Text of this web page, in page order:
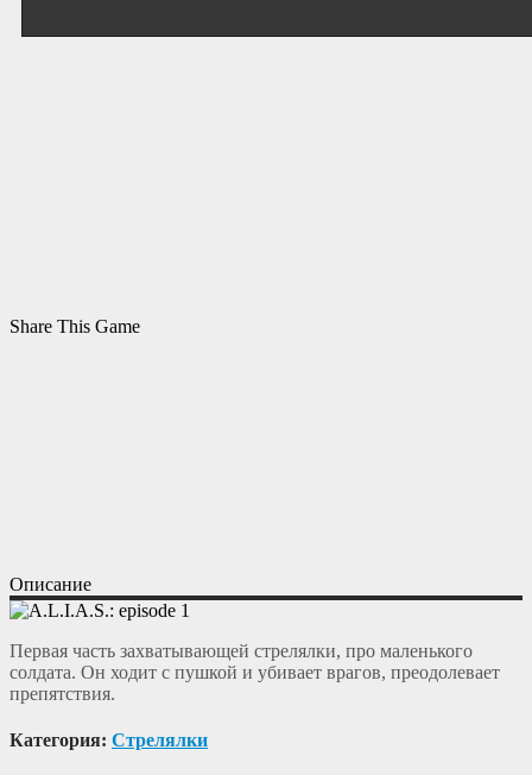
Share This Game
Описание
Первая часть захватывающей стрелялки, про маленького
солдата. Он ходит с пушкой и убивает врагов, преодолевает
препятствия.
Категория: Cтрелялки